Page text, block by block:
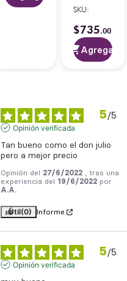
Agave
750 ml
SKU:
$735.00
Agregar
5/5
Opinión verificada
Tan bueno como el don julio
pero a mejor precio
Opinión del 27/6/2022
, tras una
experiencia del
19/6/2022 por
A.A.
Útil(0) Informe
5/5
Opinión verificada